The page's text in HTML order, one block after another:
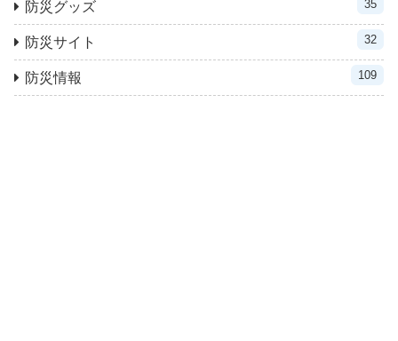
防災グッズ 35
防災サイト 32
防災情報 109